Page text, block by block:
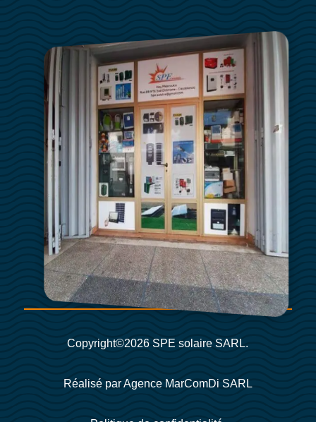
Copyright©2026 SPE solaire SARL.
Réalisé par Agence MarComDi SARL